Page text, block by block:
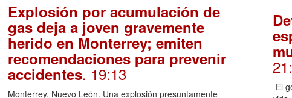
Explosión por acumulación de
gas deja a joven gravemente
herido en Monterrey; emiten
recomendaciones para prevenir
accidentes. 19:13
Monterrey, Nuevo León. Una explosión presuntamente
-El